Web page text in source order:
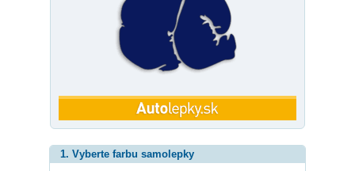
1. Vyberte farbu samolepky